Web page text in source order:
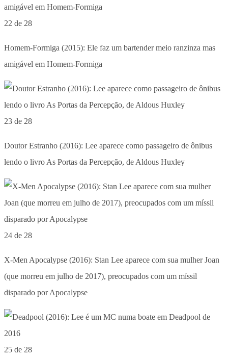
22 de 28
Homem-Formiga (2015): Ele faz um bartender meio ranzinza mas
amigável em Homem-Formiga
23 de 28
Doutor Estranho (2016): Lee aparece como passageiro de ônibus
lendo o livro As Portas da Percepção, de Aldous Huxley
24 de 28
X-Men Apocalypse (2016): Stan Lee aparece com sua mulher Joan
(que morreu em julho de 2017), preocupados com um míssil
disparado por Apocalypse
25 de 28